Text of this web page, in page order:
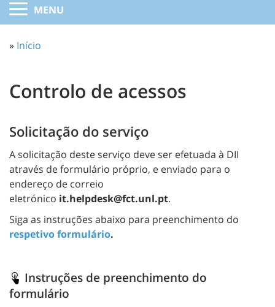
MENU
» Início
Controlo de acessos
Solicitação do serviço
A solicitação deste serviço deve ser efetuada à DII
através de formulário próprio, e enviado para o
endereço de correio
eletrónico it.helpdesk@fct.unl.pt.
Siga as instruções abaixo para preenchimento do
respetivo formulário.
Instruções de preenchimento do
formulário